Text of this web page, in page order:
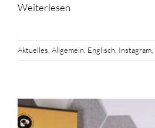
Weiterlesen
Aktuelles Allgemein Englisch Instagram